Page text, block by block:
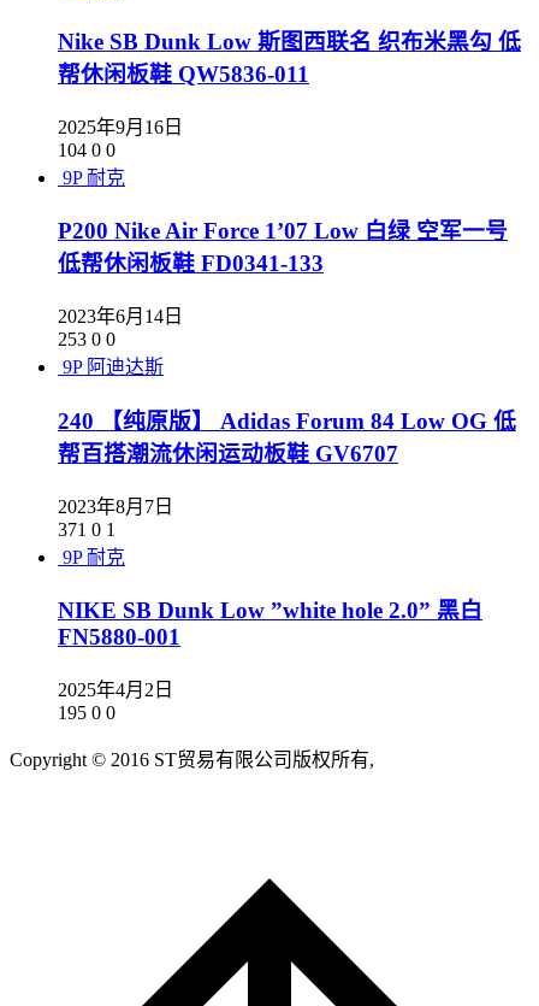
Nike SB Dunk Low 斯图西联名 织布米黑勾 低
帮休闲板鞋 QW5836-011
2025年9月16日
104 0 0
9P 耐克
P200 Nike Air Force 1’07 Low 白绿 空军一号
低帮休闲板鞋 FD0341-133
2023年6月14日
253 0 0
9P 阿迪达斯
240 【纯原版】 Adidas Forum 84 Low OG 低
帮百搭潮流休闲运动板鞋 GV6707
2023年8月7日
371 0 1
9P 耐克
NIKE SB Dunk Low ”white hole 2.0” 黑白
FN5880-001
2025年4月2日
195 0 0
Copyright © 2016 ST贸易有限公司版权所有,